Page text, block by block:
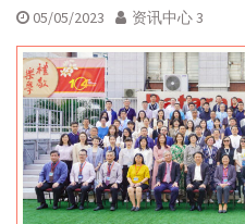
05/05/2023 资讯中心 3